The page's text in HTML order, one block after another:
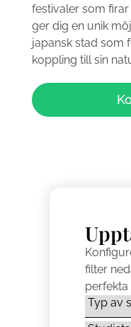
festivaler som
ger dig en unik
japansk stad som
koppling till sin
filter
perfekta